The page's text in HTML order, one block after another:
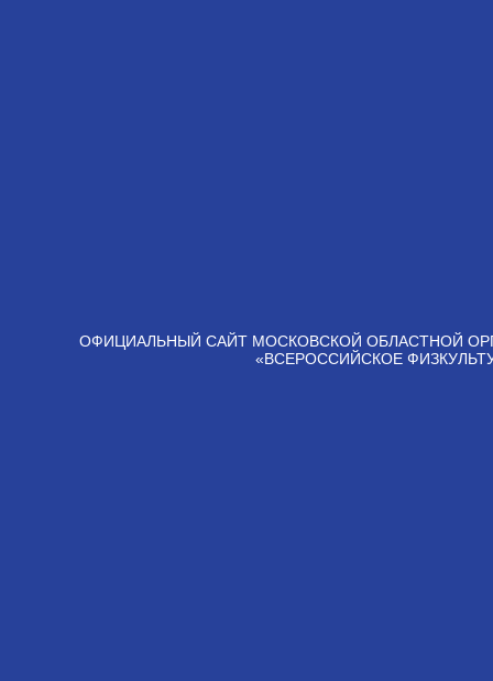
ОФИЦИАЛЬНЫЙ САЙТ МОСКОВСКОЙ ОБЛАСТНОЙ
«ВСЕРОССИЙСКОЕ